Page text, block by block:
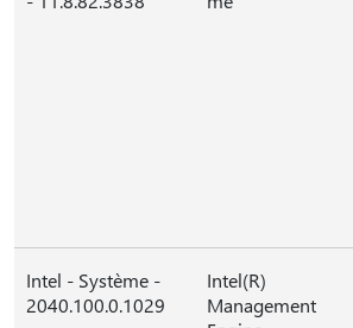
Intel - Système -
2040.100.0.1029
Intel(R)
Management